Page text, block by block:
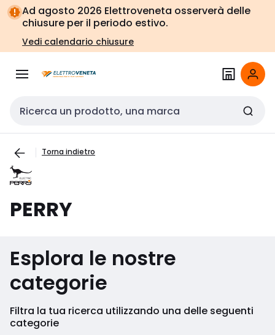
Vai alla
navigazione
Vai
alla
pagina
Ad agosto 2026 Elettroveneta osserverà delle
chiusure per il periodo estivo.
Vedi calendario chiusure
Cerca input
Torna indietro
PERRY
Esplora le nostre
categorie
Filtra la tua ricerca utilizzando una delle seguenti
categorie